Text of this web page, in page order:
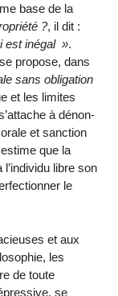
base de la
?, il dit :
est inégal
.
propose, dans
sans obligation
et les limites
à dénon­
et sanction
que la
libre son
le
et aux
les
de toute
se